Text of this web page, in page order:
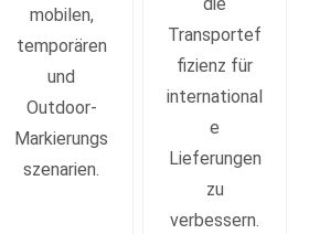
mobilen,
temporären
und
Outdoor-
Markierungs
szenarien.
Transportef
fizienz für
international
e
Lieferungen
zu
verbessern.